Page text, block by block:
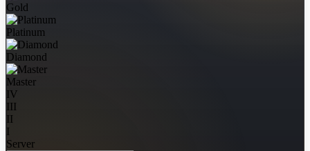
Gold
Platinum
Diamond
Master
IV
III
II
I
Server